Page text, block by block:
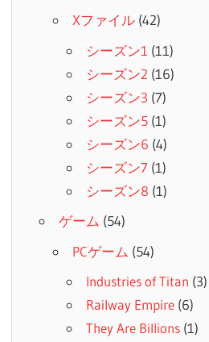
Xファイル(42)
シーズン1 (11)
シーズン2 (16)
シーズン3 (7)
シーズン5(1)
シーズン6 (4)
シーズン7 (1)
シーズン8 (1)
ゲーム (54)
PCゲーム (54)
Industries of Titan (3)
Railway Empire(6)
They Are Billions(1)